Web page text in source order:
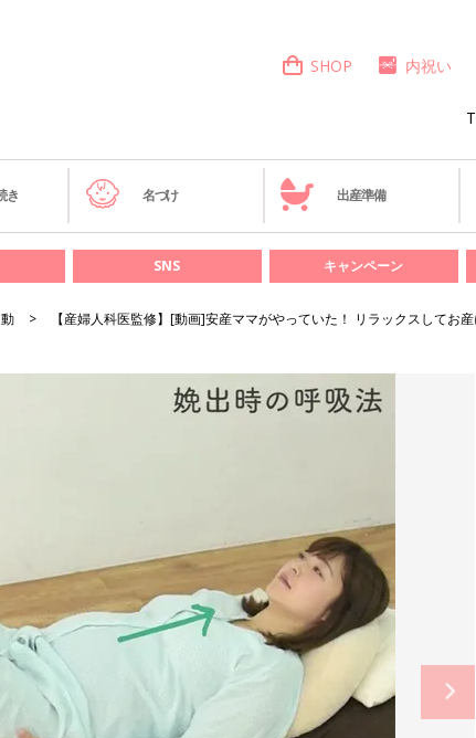
SHOP 内祝い
き 名づけ 出産準備
SNS キャンペーン
【産婦人科医監修】[動画]安産ママがやっていた！ リラックスしてお